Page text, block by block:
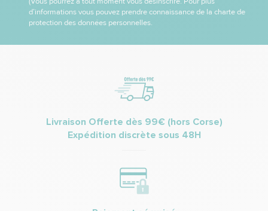
d’informations vous pouvez prendre connaissance de la charte de
protection des données personnelles.
Livraison Offerte dès 99€ (hors Corse)
Expédition discrète sous 48H